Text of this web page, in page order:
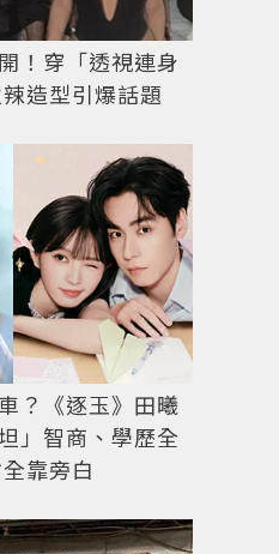
！穿「透視連身
造型引爆話題
？《逐玉》田曦
」智商、學歷全
靠旁白